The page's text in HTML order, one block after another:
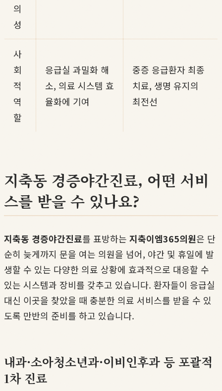
의
성
사
회
적
역
할
응급실 과밀화 해
소, 의료 시스템 효
율화에 기여
중증 응급환자 최종
치료, 생명 유지의
최전선
지축동 경증야간진료, 어떤 서비
스를 받을 수 있나요?
지축동 경증야간진료를 표방하는 지축이엠365의원은 단
순히 늦게까지 문을 여는 의원을 넘어, 야간 및 휴일에 발
생할 수 있는 다양한 의료 상황에 효과적으로 대응할 수
있는 시스템과 장비를 갖추고 있습니다. 환자들이 응급실
대신 이곳을 찾았을 때 충분한 의료 서비스를 받을 수 있
도록 만반의 준비를 하고 있습니다.
내과·소아청소년과·이비인후과 등 포괄적
1차 진료